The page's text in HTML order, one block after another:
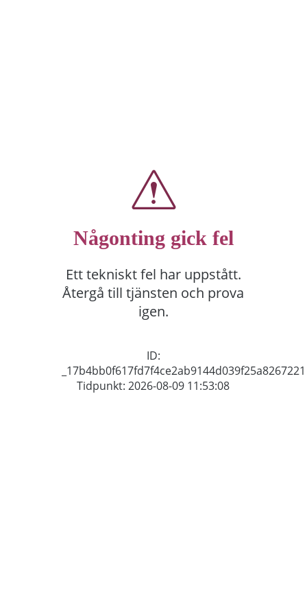
Någonting gick fel
Ett tekniskt fel har uppstått.
Återgå till tjänsten och prova
igen.
ID:
_17b4bb0f617fd7f4ce2ab9144d039f25a8267221
Tidpunkt: 2026-08-09 11:53:08